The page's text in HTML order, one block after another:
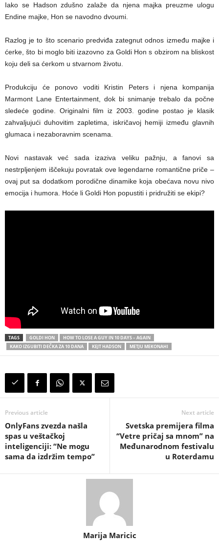
Iako se Hadson zdušno zalaže da njena majka preuzme ulogu
Endine majke, Hon se navodno dvoumi.
Razlog je to što scenario predviđa zategnut odnos između majke i
ćerke, što bi moglo biti izazovno za Goldi Hon s obzirom na bliskost
koju deli sa ćerkom u stvarnom životu.
Produkciju će ponovo voditi Kristin Peters i njena kompanija
Marmont Lane Entertainment, dok bi snimanje trebalo da počne
sledeće godine. Originalni film iz 2003. godine postao je klasik
zahvaljujući duhovitim zapletima, iskričavoj hemiji između glavnih
glumaca i nezaboravnim scenama.
Novi nastavak već sada izaziva veliku pažnju, a fanovi sa
nestrpljenjem iščekuju povratak ove legendarne romantične priče –
ovaj put sa dodatkom porodične dinamike koja obećava novu nivo
emocija i humora. Hoće li Goldi Hon popustiti i pridružiti se ekipi?
TAGS GOLDI HON
HOW TO LOSE A GUY IN 10 DAYS – AGAIN
KAKO IZGUBITI DEČKA ZA 10 DANA
KEJT HADSON METJU MEKONAHI
Previous article
OnlyFans zvezda našla
spas u veštačkoj
inteligenciji: “Ne mogu
sama da izdržim tempo”
Next article
Svetska premijera filma
“Vetre pričaj sa mnom” na
Međunarodnom festivalu
u Roterdamu
Marija Maricic